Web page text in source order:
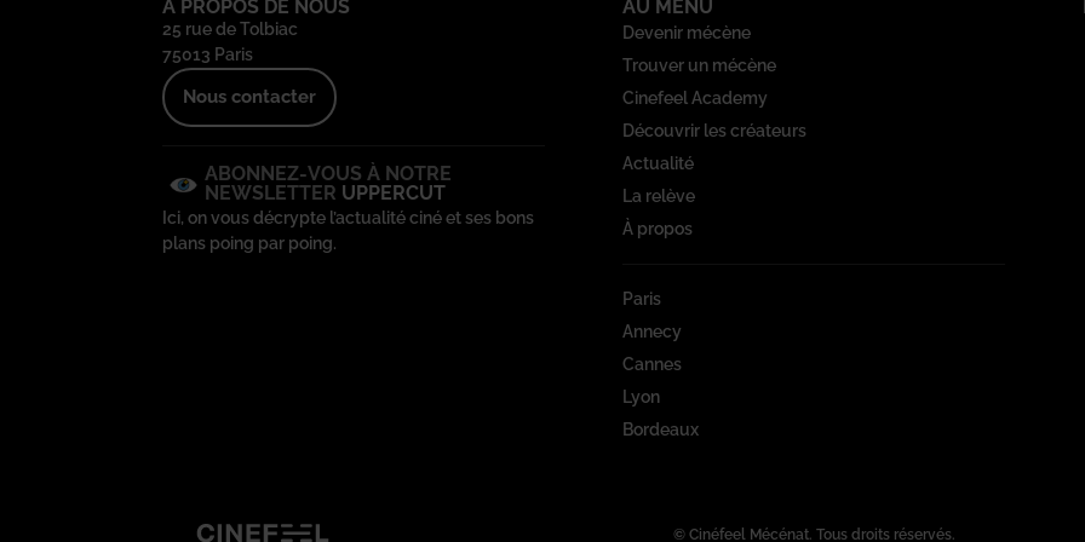
À PROPOS DE NOUS
25 rue de Tolbiac
75013 Paris
Nous contacter
ABONNEZ-VOUS À NOTRE
NEWSLETTER UPPERCUT
Ici, on vous décrypte l’actualité ciné et ses bons
plans poing par poing.
AU MENU
Devenir mécène
Trouver un mécène
Cinefeel Academy
Découvrir les créateurs
Actualité
La relève
À propos
Paris
Annecy
Cannes
Lyon
Bordeaux
© Cinéfeel Mécénat. Tous droits réservés.